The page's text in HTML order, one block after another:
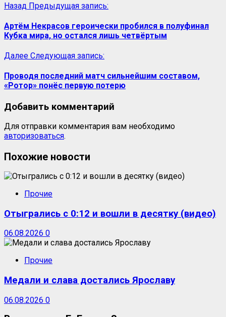
Назад Предыдущая запись:
Артём Некрасов героически пробился в полуфинал
Кубка мира, но остался лишь четвёртым
Далее Следующая запись:
Проводя последний матч сильнейшим составом,
«Ротор» понёс первую потерю
Добавить комментарий
Для отправки комментария вам необходимо
авторизоваться.
Похожие новости
Прочие
Отыгрались с 0:12 и вошли в десятку (видео)
06.08.2026 0
Прочие
Медали и слава достались Ярославу
06.08.2026 0